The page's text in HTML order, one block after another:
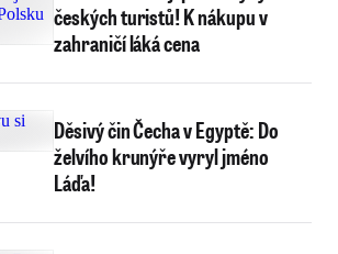
českých turistů! K nákupu v
zahraničí láká cena
Děsivý čin Čecha v Egyptě: Do
želvího krunýře vyryl jméno
Láďa!